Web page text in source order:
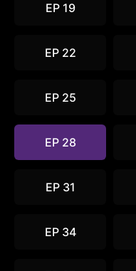
EP 19
EP 22
EP 25
EP 28
EP 31
EP 34